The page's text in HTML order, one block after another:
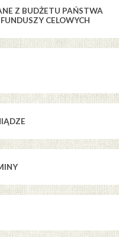
Z BUDŻETU PAŃSTWA
CELOWYCH